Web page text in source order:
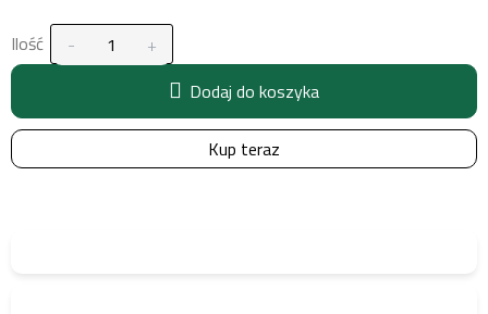
Ilość
Dodaj do koszyka
Kup teraz